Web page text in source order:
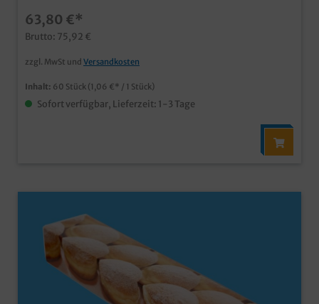
Pfannkuchen in einer Reihe in bis zu 2 Lagen, je nach
Größe der Krapfen ansprechendes Neutralmotiv, ideal
für die Faschingszeitumweltfreundliche Verpackung
aus Papier, natürlich lebensmittelecht ab einer Auflage
von 5000 Stück auch individuell bedruckbar fragen Sie
einfach unseren Kundenservice
63,80 €*
Brutto: 75,92 €
zzgl. MwSt und Versandkosten
Inhalt: 60 Stück (1,06 €* / 1 Stück)
Sofort verfügbar, Lieferzeit: 1-3 Tage